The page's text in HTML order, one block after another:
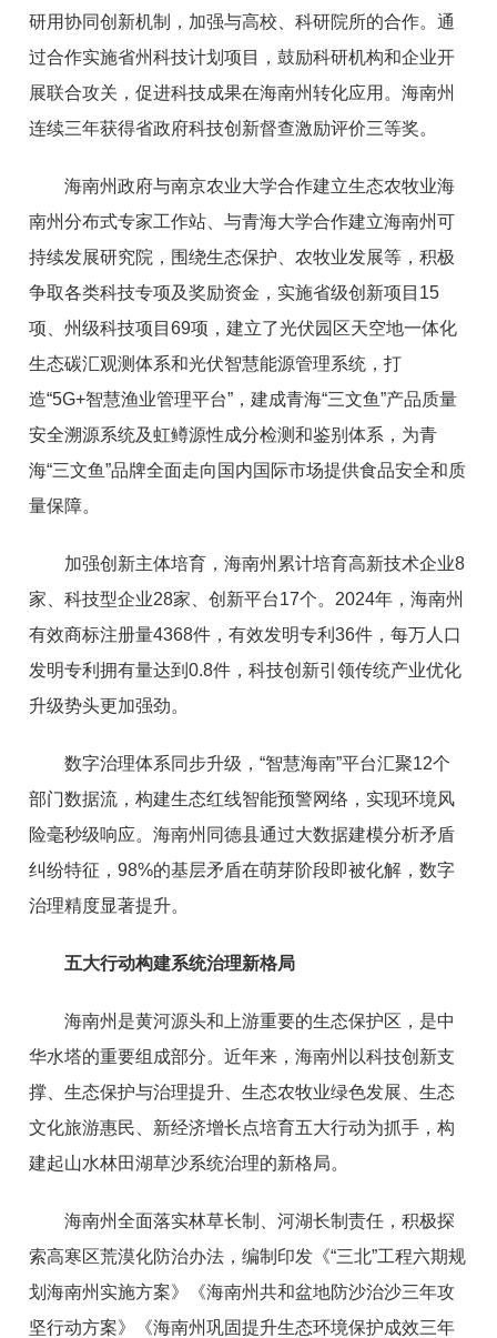
研用协同创新机制，加强与高校、科研院所的合作。通
过合作实施省州科技计划项目，鼓励科研机构和企业开
展联合攻关，促进科技成果在海南州转化应用。海南州
连续三年获得省政府科技创新督查激励评价三等奖。
海南州政府与南京农业大学合作建立生态农牧业海
南州分布式专家工作站、与青海大学合作建立海南州可
持续发展研究院，围绕生态保护、农牧业发展等，积极
争取各类科技专项及奖励资金，实施省级创新项目15
项、州级科技项目69项，建立了光伏园区天空地一体化
生态碳汇观测体系和光伏智慧能源管理系统，打
造“5G+智慧渔业管理平台”，建成青海“三文鱼”产品质量
安全溯源系统及虹鳟源性成分检测和鉴别体系，为青
海“三文鱼”品牌全面走向国内国际市场提供食品安全和质
量保障。
加强创新主体培育，海南州累计培育高新技术企业8
家、科技型企业28家、创新平台17个。2024年，海南州
有效商标注册量4368件，有效发明专利36件，每万人口
发明专利拥有量达到0.8件，科技创新引领传统产业优化
升级势头更加强劲。
数字治理体系同步升级，“智慧海南”平台汇聚12个
部门数据流，构建生态红线智能预警网络，实现环境风
险毫秒级响应。海南州同德县通过大数据建模分析矛盾
纠纷特征，98%的基层矛盾在萌芽阶段即被化解，数字
治理精度显著提升。
五大行动构建系统治理新格局
海南州是黄河源头和上游重要的生态保护区，是中
华水塔的重要组成部分。近年来，海南州以科技创新支
撑、生态保护与治理提升、生态农牧业绿色发展、生态
文化旅游惠民、新经济增长点培育五大行动为抓手，构
建起山水林田湖草沙系统治理的新格局。
海南州全面落实林草长制、河湖长制责任，积极探
索高寒区荒漠化防治办法，编制印发《“三北”工程六期规
划海南州实施方案》《海南州共和盆地防沙治沙三年攻
坚行动方案》《海南州巩固提升生态环境保护成效三年